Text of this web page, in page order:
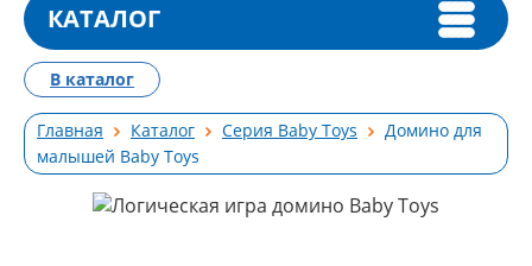
КАТАЛОГ
Главная Каталог Серия Baby Toys
Домино для
малышей Вaby Toys
В каталог